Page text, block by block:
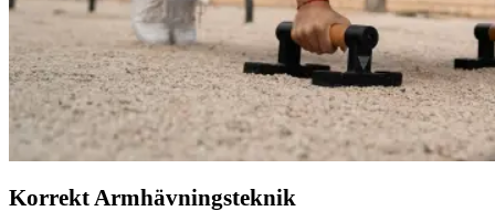
Korrekt Armhävningsteknik